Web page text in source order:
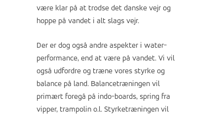
være klar på at trodse det danske vejr og
hoppe på vandet i alt slags vejr.
Der er dog også andre aspekter i water-
performance, end at være på vandet. Vi vil
også udfordre og træne vores styrke og
balance på land. Balancetræningen vil
primært foregå på indo-boards, spring fra
vipper, trampolin o.l. Styrketræningen vil